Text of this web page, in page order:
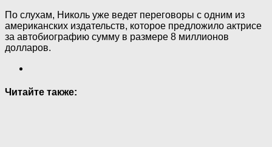
По слухам, Николь уже ведет переговоры с одним из
американских издательств, которое предложило актрисе
за автобиографию сумму в размере 8 миллионов
долларов.
Читайте также: